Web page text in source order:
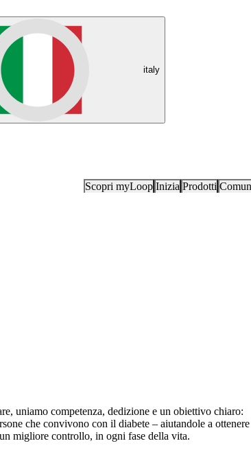
italy
Scopri myLoop Inizia Prodotti
uniamo competenza, dedizione e un obiettivo chiaro:
che convivono con il diabete – aiutandole a ottenere
migliore controllo, in ogni fase della vita.